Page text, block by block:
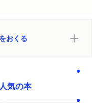
おくる
気の本